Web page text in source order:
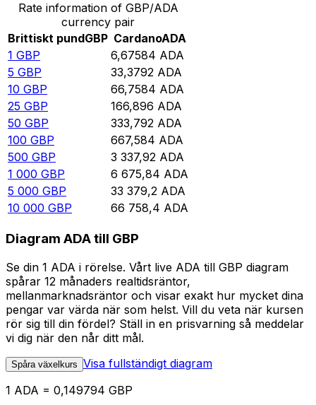
Rate information of GBP/ADA
currency pair
Brittiskt pundGBP CardanoADA
1 GBP 6,67584 ADA
5 GBP 33,3792 ADA
10 GBP 66,7584 ADA
25 GBP 166,896 ADA
50 GBP 333,792 ADA
100 GBP 667,584 ADA
500 GBP 3 337,92 ADA
1 000 GBP 6 675,84 ADA
5 000 GBP 33 379,2 ADA
10 000 GBP 66 758,4 ADA
Diagram ADA till GBP
Se din 1 ADA i rörelse. Vårt live ADA till GBP diagram
spårar 12 månaders realtidsräntor,
mellanmarknadsräntor och visar exakt hur mycket dina
pengar var värda när som helst. Vill du veta när kursen
rör sig till din fördel? Ställ in en prisvarning så meddelar
vi dig när den når ditt mål.
Spåra växelkurs Visa fullständigt diagram
1 ADA = 0,149794 GBP